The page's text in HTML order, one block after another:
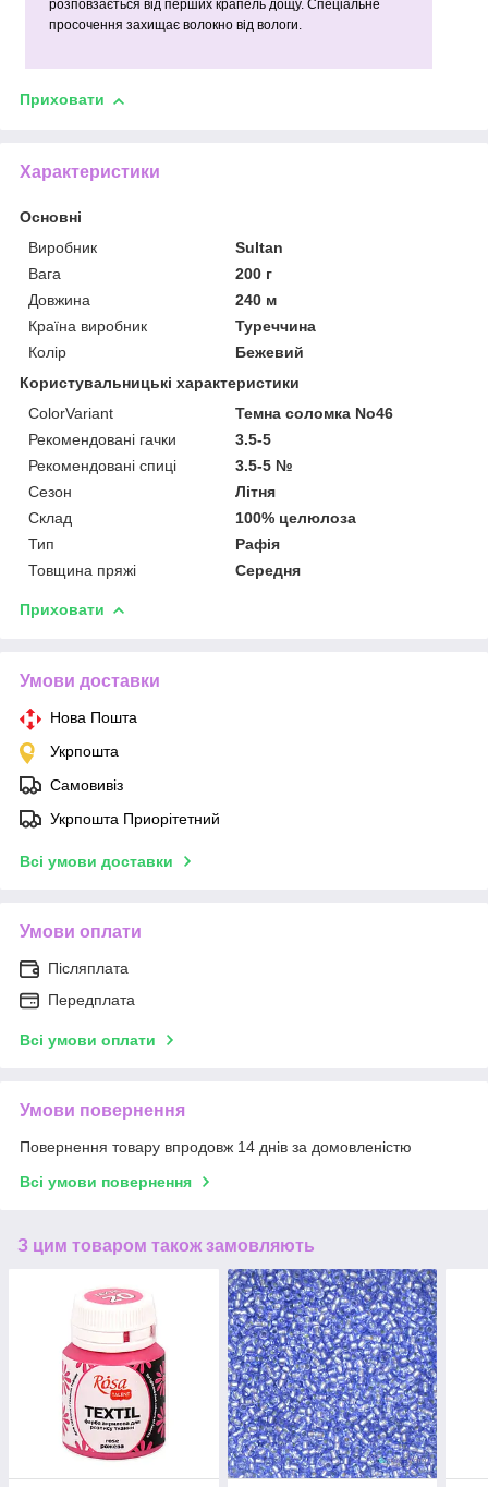
розповзається від перших крапель дощу. Спеціальне
просочення захищає волокно від вологи.
Приховати
Характеристики
Основні
Виробник
Sultan
Вага
200 г
Довжина
240 м
Країна виробник
Туреччина
Колір
Бежевий
Користувальницькі характеристики
ColorVariant
Темна соломка No46
Рекомендовані гачки
3.5-5
Рекомендовані спиці
3.5-5 №
Сезон
Літня
Склад
100% целюлоза
Тип
Рафія
Товщина пряжі
Середня
Приховати
Умови доставки
Нова Пошта
Укрпошта
Самовивіз
Укрпошта Приорітетний
Всі умови доставки
Умови оплати
Післяплата
Передплата
Всі умови оплати
Умови повернення
Повернення товару впродовж 14 днів за домовленістю
Всі умови повернення
З цим товаром також замовляють